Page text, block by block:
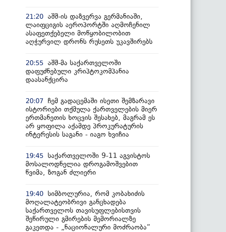
21:20 აშშ-ის დაზვერვა გერმანიაში,
ლაიფციგის აეროპორტში აღმოჩენილ
ასაფეთქებელი მოწყობილობით
აღჭურვილ დრონს რუსეთს უკავშირებს
20:55 აშშ-მა საქართველოში
დაფუძნებული კრიპტოკომპანია
დაასანქცირა
20:07 ჩემ გადაცემაში ისეთი შემზარავი
ისტორიები თქმულა ქართველების მიერ
ერთმანეთის ხოცვის შესახებ, მაგრამ ეს
არ ყოფილა აქამდე პროკურატურის
ინტერესის საგანი - იაგო ხვიჩია
19:45 საქართველოში 9-11 აგვისტოს
მოსალოდნელია დროგამოშვებით
წვიმა, ზოგან ძლიერი
19:40 სიმბოლურია, რომ კობახიძის
მოღალატეობრივი განცხადება
საქართველოს თავისუფლებისთვის
შეწირული გმირების მემორიალზე
გაკეთდა - „ნაციონალური მოძრაობა“